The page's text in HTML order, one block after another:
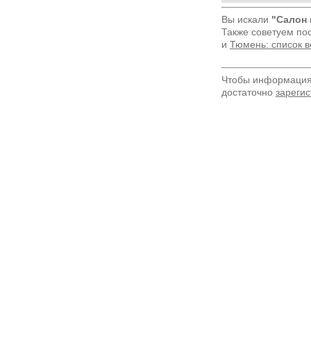
Вы искали "Салон
Также советуем
и Тюмень: список
Чтобы
достаточно